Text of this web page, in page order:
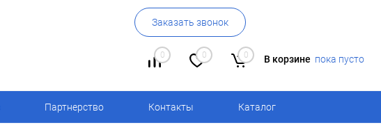
Заказать звонок
0 0 0 В корзине пока пусто
Партнерство Контакты Каталог